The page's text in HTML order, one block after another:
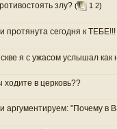
злу? ( 1 2)
протянута сегодня к ТЕБЕ!!!
я с ужасом услышал
ходите в церковь??
аргументируем: "Почему в